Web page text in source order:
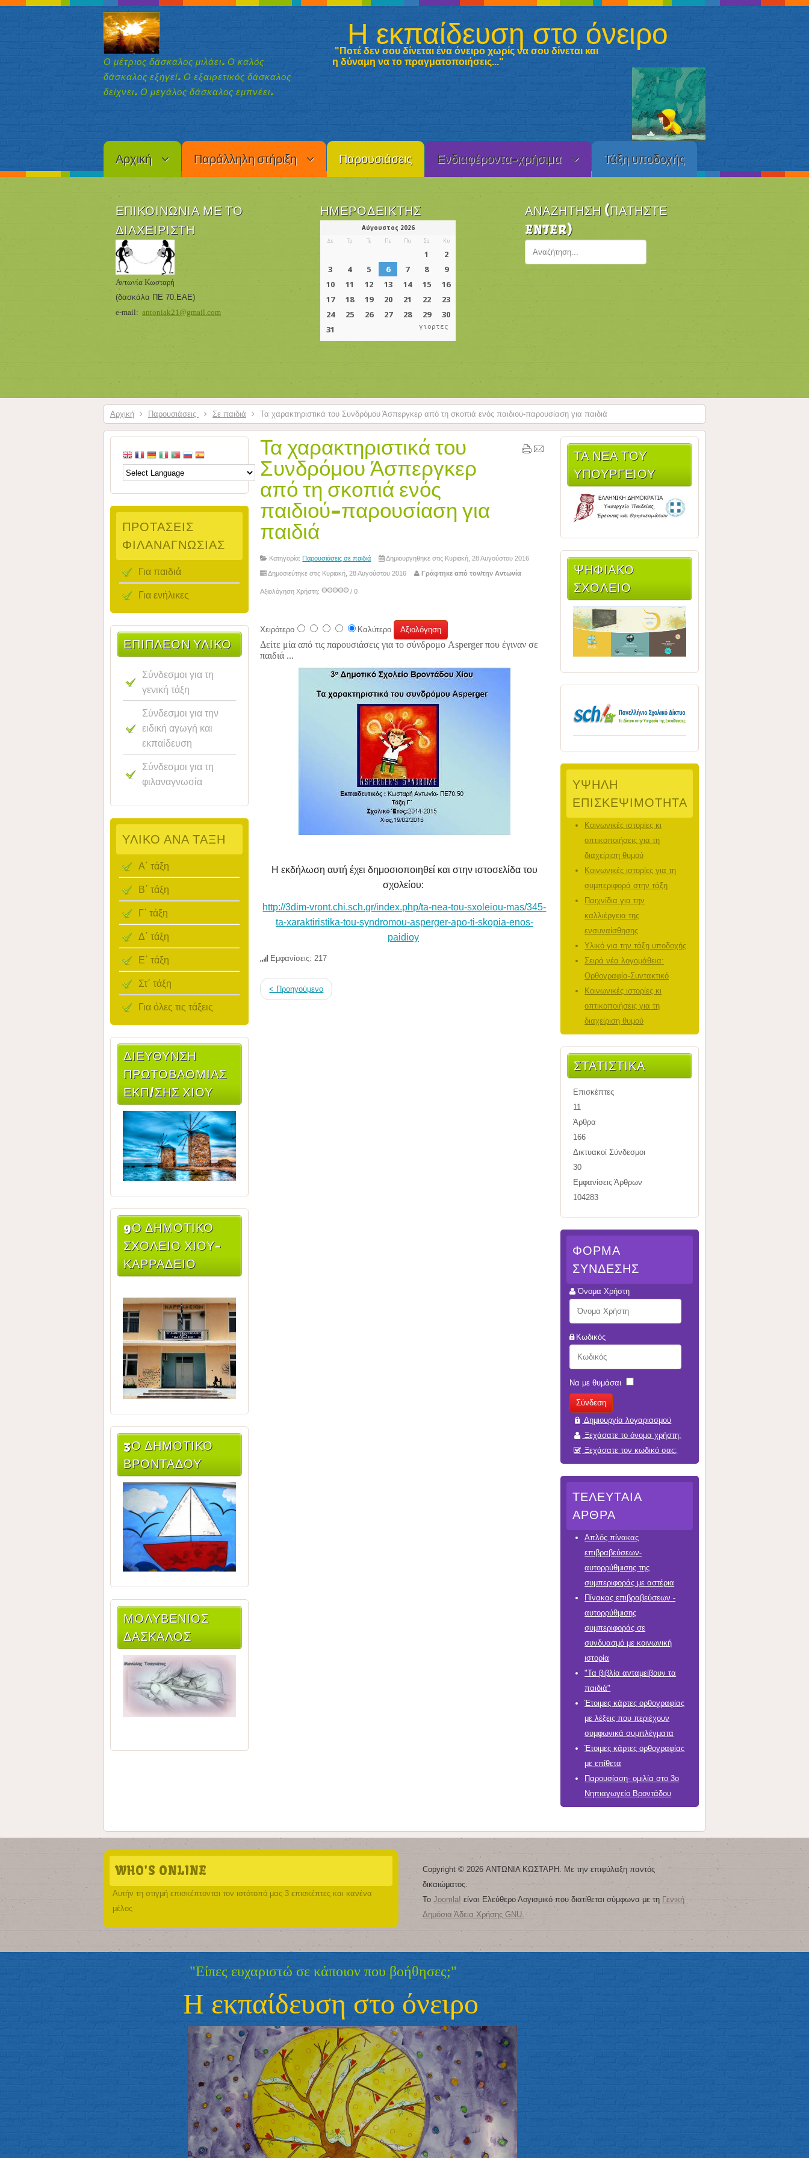
Ο μέτριος δάσκαλος μιλάει. Ο καλός
δάσκαλος εξηγεί. Ο εξαιρετικός δάσκαλος
δείχνει. Ο μεγάλος δάσκαλος εμπνέει.
Η εκπαίδευση στο όνειρο
"Ποτέ δεν σου δίνεται ένα όνειρο χωρίς να σου δίνεται και
η δύναμη να το πραγματοποιήσεις..."
Αρχική Παράλληλη στήριξη Παρουσιάσεις Ενδιαφέροντα-χρήσιμα Τάξη υποδοχής
ΕΠΙΚΟΙΝΩΝΊΑ ΜΕ ΤΟ
ΔΙΑΧΕΙΡΙΣΤΉ
Αντωνία Κωσταρή
(δασκάλα ΠΕ 70.ΕΑΕ)
e-mail: antoniak21@gmail.com
ΗΜΕΡΟΔΕΊΚΤΗΣ
γιορτες
ΑΝΑΖΉΤΗΣΗ (ΠΑΤΉΣΤΕ
ENTER)
Αρχική Παρουσιάσεις Σε παιδιά Τα χαρακτηριστικά του Συνδρόμου Άσπεργκερ από τη σκοπιά ενός παιδιού-παρουσίαση για παιδιά
ΠΡΟΤΆΣΕΙΣ
ΦΙΛΑΝΑΓΝΩΣΊΑΣ
Για παιδιά
Για ενήλικες
ΕΠΙΠΛΈΟΝ ΥΛΙΚΌ
Σύνδεσμοι για τη
γενική τάξη
Σύνδεσμοι για την
ειδική αγωγή και
εκπαίδευση
Σύνδεσμοι για τη
φιλαναγνωσία
ΥΛΙΚΌ ΑΝΆ ΤΆΞΗ
Α΄ τάξη
Β΄ τάξη
Γ΄ τάξη
Δ΄ τάξη
Ε΄ τάξη
Στ΄ τάξη
Για όλες τις τάξεις
ΔΙΕΎΘΥΝΣΗ
ΠΡΩΤΟΒΆΘΜΙΑΣ
ΕΚΠ/ΣΗΣ ΧΊΟΥ
9Ο ΔΗΜΟΤΙΚΌ
ΣΧΟΛΕΊΟ ΧΊΟΥ-
ΚΑΡΡΆΔΕΙΟ
3Ο ΔΗΜΟΤΙΚΌ
ΒΡΟΝΤΆΔΟΥ
ΜΟΛΥΒΈΝΙΟΣ
ΔΆΣΚΑΛΟΣ
Τα χαρακτηριστικά του
Συνδρόμου Άσπεργκερ
από τη σκοπιά ενός
παιδιού-παρουσίαση για
παιδιά
Κατηγορία: Παρουσιάσεις σε παιδιά Δημιουργηθηκε στις Κυριακή, 28 Αυγούστου 2016
Δημοσιεύτηκε στις Κυριακή, 28 Αυγούστου 2016 Γράφτηκε από τον/την Αντωνία
Αξιολόγηση Χρήστη: / 0
Χειρότερο Καλύτερο
Δείτε μία από τις παρουσιάσεις για το σύνδρομο Aspergerπου έγιναν σε
παιδιά ...
Η εκδήλωση αυτή έχει δημοσιοποιηθεί και στην ιστοσελίδα του
σχολείου:
http://3dim-vront.chi.sch.gr/index.php/ta-nea-tou-sxoleiou-mas/345-
ta-xaraktiristika-tou-syndromou-asperger-apo-ti-skopia-enos-
paidioy
Εμφανίσεις: 217
< Προηγούμενο
ΤΑ ΝΈΑ ΤΟΥ
ΥΠΟΥΡΓΕΊΟΥ
ΨΗΦΙΑΚΌ
ΣΧΟΛΕΊΟ
ΥΨΗΛΉ
ΕΠΙΣΚΕΨΙΜΌΤΗΤΑ
Κοινωνικές ιστορίες κι
οπτικοποιήσεις για τη
διαχείριση θυμού
Κοινωνικές ιστορίες για τη
συμπεριφορά στην τάξη
Παιχνίδια για την
καλλιέργεια της
ενσυναίσθησης
Υλικό για την τάξη υποδοχής
Σειρά νέα λογομάθεια:
Ορθογραφία-Συντακτικό
Κοινωνικές ιστορίες κι
οπτικοποιήσεις για τη
διαχείριση θυμού
ΣΤΑΤΙΣΤΙΚΆ
Επισκέπτες
11
Άρθρα
166
Δικτυακοί Σύνδεσμοι
30
Εμφανίσεις Άρθρων
104283
ΦΌΡΜΑ
ΣΎΝΔΕΣΗΣ
Όνομα Χρήστη
Κωδικός
Να με θυμάσαι
Δημιουργία λογαριασμού
Ξεχάσατε το όνομα χρήστη;
Ξεχάσατε τον κωδικό σας;
ΤΕΛΕΥΤΑΊΑ
ΆΡΘΡΑ
Απλός πίνακας
επιβραβεύσεων-
αυτορρύθμισης της
συμπεριφοράς με αστέρια
Πίνακας επιβραβεύσεων -
αυτορρύθμισης
συμπεριφοράς σε
συνδυασμό με κοινωνική
ιστορία
"Τα βιβλία ανταμείβουν τα
παιδιά"
Έτοιμες κάρτες ορθογραφίας
με λέξεις που περιέχουν
συμφωνικά συμπλέγματα
Έτοιμες κάρτες ορθογραφίας
με επίθετα
Παρουσίαση- ομιλία στο 3ο
Νηπιαγωγείο Βροντάδου
WHO'S ONLINE
Αυτήν τη στιγμή επισκέπτονται τον ιστότοπό μας 3 επισκέπτες και κανένα
μέλος
Copyright © 2026 ΑΝΤΩΝΙΑ ΚΩΣΤΑΡΗ. Με την επιφύλαξη παντός
δικαιώματος.
Το Joomla! είναι Ελεύθερο Λογισμικό που διατίθεται σύμφωνα με τη Γενική
Δημόσια Άδεια Χρήσης GNU.
"Είπες ευχαριστώ σε κάποιον που βοήθησες;"
Η εκπαίδευση στο όνειρο